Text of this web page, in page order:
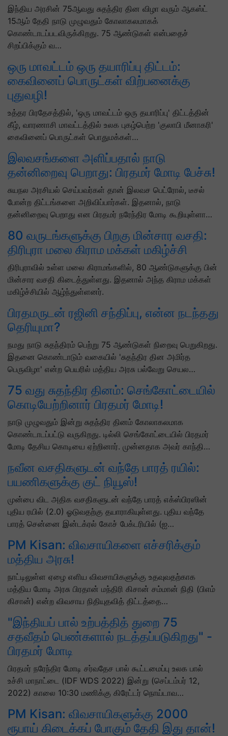
இந்திய அரசின் 75ஆவது சுதந்திர தின விழா வரும் ஆகஸ்ட்
15ஆம் தேதி நாடு முழுவதும் கோலாகலமாகக்
கொண்டாடப்படவிருக்கிறது. 75 ஆண்டுகள் என்பதைச்
சிறப்பிக்கும் வ…
ஒரு மாவட்டம் ஒரு தயாரிப்பு திட்டம்:
கைவினைப் பொருட்கள் விற்பனைக்கு
புதுவழி!
உத்தர பிரதேசத்தில், 'ஒரு மாவட்டம் ஒரு தயாரிப்பு' திட்டத்தின்
கீழ், வாரணாசி மாவட்டத்தில் உலக புகழ்பெற்ற 'குலாபி மீனாகரி'
கைவினைப் பொருட்கள் பொதுமக்கள்…
இலவசங்களை அளிப்பதால் நாடு
தன்னிறைவு பெறாது: பிரதமர் மோடி பேச்சு!
சுயநல அரசியல் செய்பவர்கள் தான் இலவச பெட்ரோல், டீசல்
போன்ற திட்டங்களை அறிவிப்பார்கள். இதனால், நாடு
தன்னிறைவு பெறாது என பிரதமர் நரேந்திர மோடி கூறியுள்ளா…
80 வருடங்களுக்கு பிறகு மின்சார வசதி:
திரிபுரா மலை கிராம மக்கள் மகிழ்ச்சி
திரிபுராவில் உள்ள மலை கிராமங்களில், 80 ஆண்டுகளுக்கு பின்
மின்சார வசதி கிடைத்துள்ளது. இதனால் அந்த கிராம மக்கள்
மகிழ்ச்சியில் ஆழ்ந்துள்ளனர்.
பிரதமருடன் ரஜினி சந்திப்பு, என்ன நடந்தது
தெரியுமா?
நமது நாடு சுதந்திரம் பெற்று 75 ஆண்டுகள் நிறைவு பெறுகிறது.
இதனை கொண்டாடும் வகையில் 'சுதந்திர தின அமிர்த
பெருவிழா' என்ற பெயரில் மத்திய அரசு பல்வேறு செயல…
75 வது சுதந்திர தினம்: செங்கோட்டையில்
கொடியேற்றினார் பிரதமர் மோடி!
நாடு முழுவதும் இன்று சுதந்திர தினம் கோலாகலமாக
கொண்டாடப்பட்டு வருகிறது. டில்லி செங்கோட்டையில் பிரதமர்
மோடி தேசிய கொடியை ஏற்றினார். முன்னதாக அவர் காந்தி…
நவீன வசதிகளுடன் வந்தே பாரத் ரயில்:
பயணிகளுக்கு குட் நியூஸ்!
முன்பை விட அதிக வசதிகளுடன் வந்தே பாரத் எக்ஸ்பிரஸின்
புதிய ரயில் (2.0) ஓடுவதற்கு தயாராகியுள்ளது. புதிய வந்தே
பாரத் சென்னை இன்டக்ரல் கோச் பேக்டரியில் (ஐ…
PM Kisan: விவசாயிகளை எச்சரிக்கும்
மத்திய அரசு!
நாட்டிலுள்ள ஏழை எளிய விவசாயிகளுக்கு உதவுவதற்காக
மத்திய மோடி அரசு பிரதான் மந்திரி கிசான் சம்மான் நிதி (பிஎம்
கிசான்) என்ற விவசாய நிதியுதவித் திட்டத்தை…
"இந்தியப் பால் உற்பத்தித் துறை 75
சதவீதம் பெண்களால் நடத்தப்படுகிறது" -
பிரதமர் மோடி
பிரதமர் நரேந்திர மோடி சர்வதேச பால் கூட்டமைப்பு உலக பால்
உச்சி மாநாட்டை (IDF WDS 2022) இன்று (செப்டம்பர் 12,
2022) காலை 10:30 மணிக்கு கிரேட்டர் நொய்டாவ…
PM Kisan: விவசாயிகளுக்கு 2000
ரூபாய் கிடைக்கப் போகும் தேதி இது தான்!